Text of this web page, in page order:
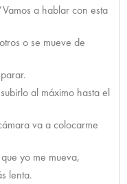
a hablar con esta
o se mueve de
al máximo hasta el
va a colocarme
yo me mueva,
lenta.